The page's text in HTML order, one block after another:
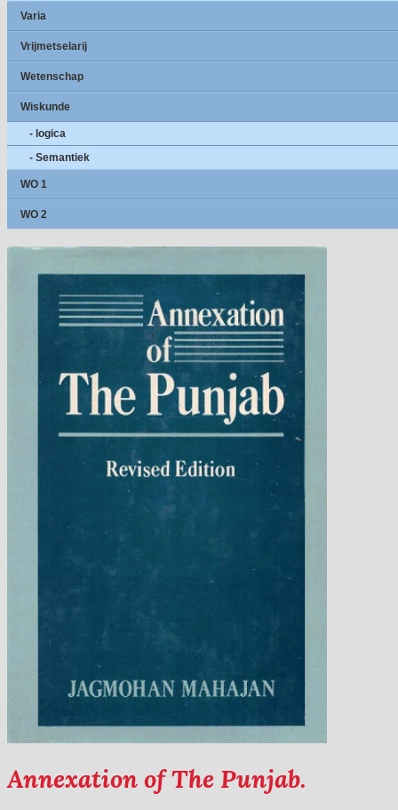
Varia
Vrijmetselarij
Wetenschap
Wiskunde
- logica
- Semantiek
WO 1
WO 2
Annexation of The Punjab.